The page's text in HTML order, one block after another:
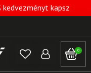
kapsz
0